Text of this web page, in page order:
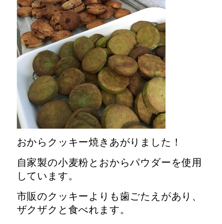
おからクッキー焼きあがりました！
自家製の小麦粉とおからパウダーを使用
しています。
市販のクッキーよりも歯ごたえがあり、
ザクザクと食べれます。